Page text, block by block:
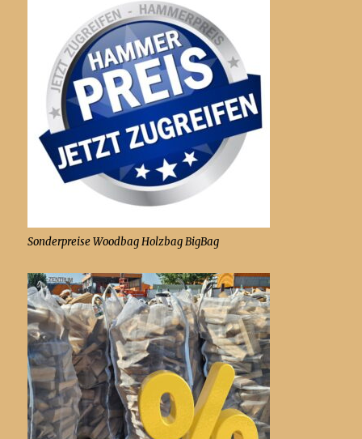
Sonderpreise Woodbag Holzbag BigBag